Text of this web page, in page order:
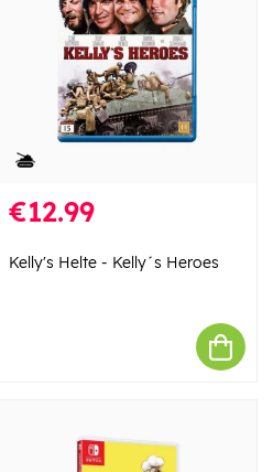
€12.99
Kelly's Helte - Kelly´s Heroes